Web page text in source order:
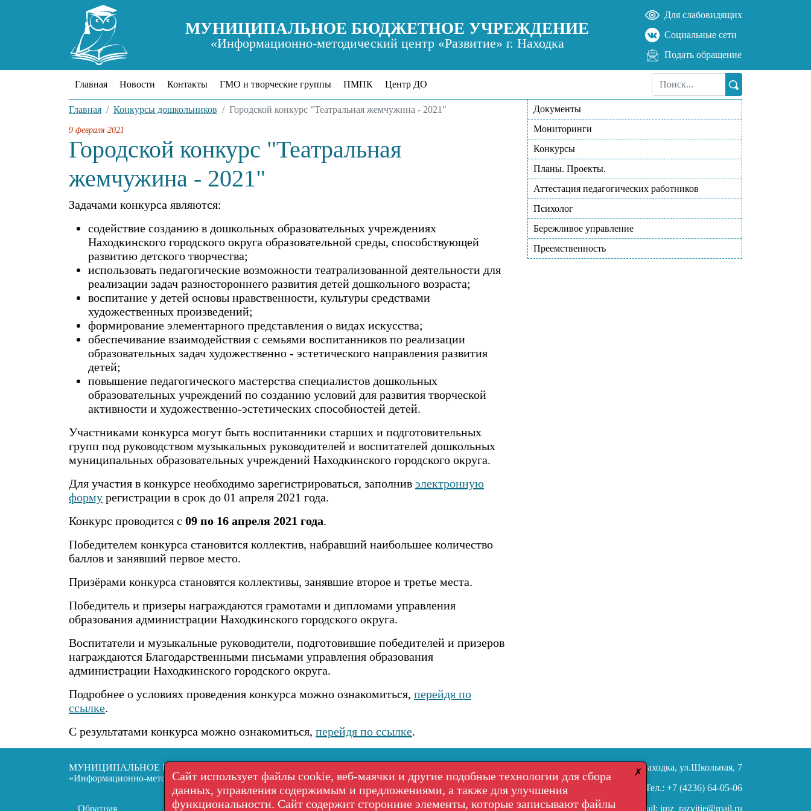
МУНИЦИПАЛЬНОЕ БЮДЖЕТНОЕ УЧРЕЖДЕНИЕ
«Информационно-методический центр «Развитие» г. Находка
Для слабовидящих
Социальные сети
Подать обращение
Главная Новости Контакты ГМО и творческие группы ПМПК Центр ДО
Главная Конкурсы дошкольников Городской конкурс "Театральная жемчужина - 2021"
9 февраля 2021
Городской конкурс "Театральная
жемчужина - 2021"
Задачами конкурса являются:
содействие созданию в дошкольных образовательных учреждениях
Находкинского городского округа образовательной среды, способствующей
развитию детского творчества;
использовать педагогические возможности театрализованной деятельности для
реализации задач разностороннего развития детей дошкольного возраста;
воспитание у детей основы нравственности, культуры средствами
художественных произведений;
формирование элементарного представления о видах искусства;
обеспечивание взаимодействия с семьями воспитанников по реализации
образовательных задач художественно - эстетического направления развития
детей;
повышение педагогического мастерства специалистов дошкольных
образовательных учреждений по созданию условий для развития творческой
активности и художественно-эстетических способностей детей.
Участниками конкурса могут быть воспитанники старших и подготовительных
групп под руководством музыкальных руководителей и воспитателей дошкольных
муниципальных образовательных учреждений Находкинского городского округа.
Для участия в конкурсе необходимо зарегистрироваться, заполнив электронную
форму регистрации в срок до 01 апреля 2021 года.
Конкурс проводится с 09 по 16 апреля 2021 года.
Победителем конкурса становится коллектив, набравший наибольшее количество
баллов и занявший первое место.
Призёрами конкурса становятся коллективы, занявшие второе и третье места.
Победитель и призеры награждаются грамотами и дипломами управления
образования администрации Находкинского городского округа.
Воспитатели и музыкальные руководители, подготовившие победителей и призеров
награждаются Благодарственными письмами управления образования
администрации Находкинского городского округа.
Подробнее о условиях проведения конкурса можно ознакомиться, перейдя по
ссылке.
С результатами конкурса можно ознакомиться, перейдя по ссылке.
Документы
Мониторинги
Конкурсы
Планы. Проекты.
Аттестация педагогических работников
Психолог
Бережливое управление
Преемственность
✗
Сайт использует файлы cookie, веб-маячки и другие подобные технологии для сбора
данных, управления содержимым и предложениями, а также для улучшения
функциональности. Сайт содержит сторонние элементы, которые записывают файлы
МУНИЦИПАЛЬНОЕ БЮДЖЕТНОЕ УЧРЕЖДЕНИЕ
«Информационно-методический центр «Развитие» г. Находка
692904, г. Находка, ул.Школьная, 7
Тел.: +7 (4236) 64-05-06
Обратная
Пользовательское Политика в отношении обработки персональных Email: imz_razvitie@mail.ru